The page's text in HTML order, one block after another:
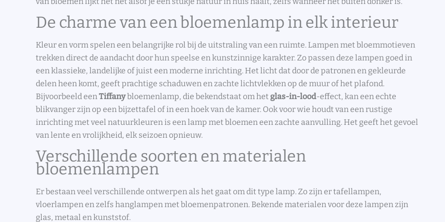
De charme van een bloemenlamp in elk interieur
Kleur en vorm spelen een belangrijke rol bij de uitstraling van een ruimte. Lampen met bloemmotieven
trekken direct de aandacht door hun speelse en kunstzinnige karakter. Zo passen deze lampen goed in
een klassieke, landelijke of juist een moderne inrichting. Het licht dat door de patronen en gekleurde
delen heen komt, geeft prachtige schaduwen en zachte lichtvlekken op de muur of het plafond.
Bijvoorbeeld eenTiffanybloemenlamp, die bekendstaat om hetglas-in-lood-effect, kan een echte
blikvanger zijn op een bijzettafel of in een hoek van de kamer. Ook voor wie houdt van een rustige
inrichting met veel natuurkleuren is een lamp met bloemen een zachte aanvulling. Het geeft het gevoel
van lente en vrolijkheid, elk seizoen opnieuw.
Verschillende soorten en materialen
bloemenlampen
Er bestaan veel verschillende ontwerpen als het gaat om dit type lamp. Zo zijn er tafellampen,
vloerlampen en zelfs hanglampen met bloemenpatronen. Bekende materialen voor deze lampen zijn
glas, metaal en kunststof.